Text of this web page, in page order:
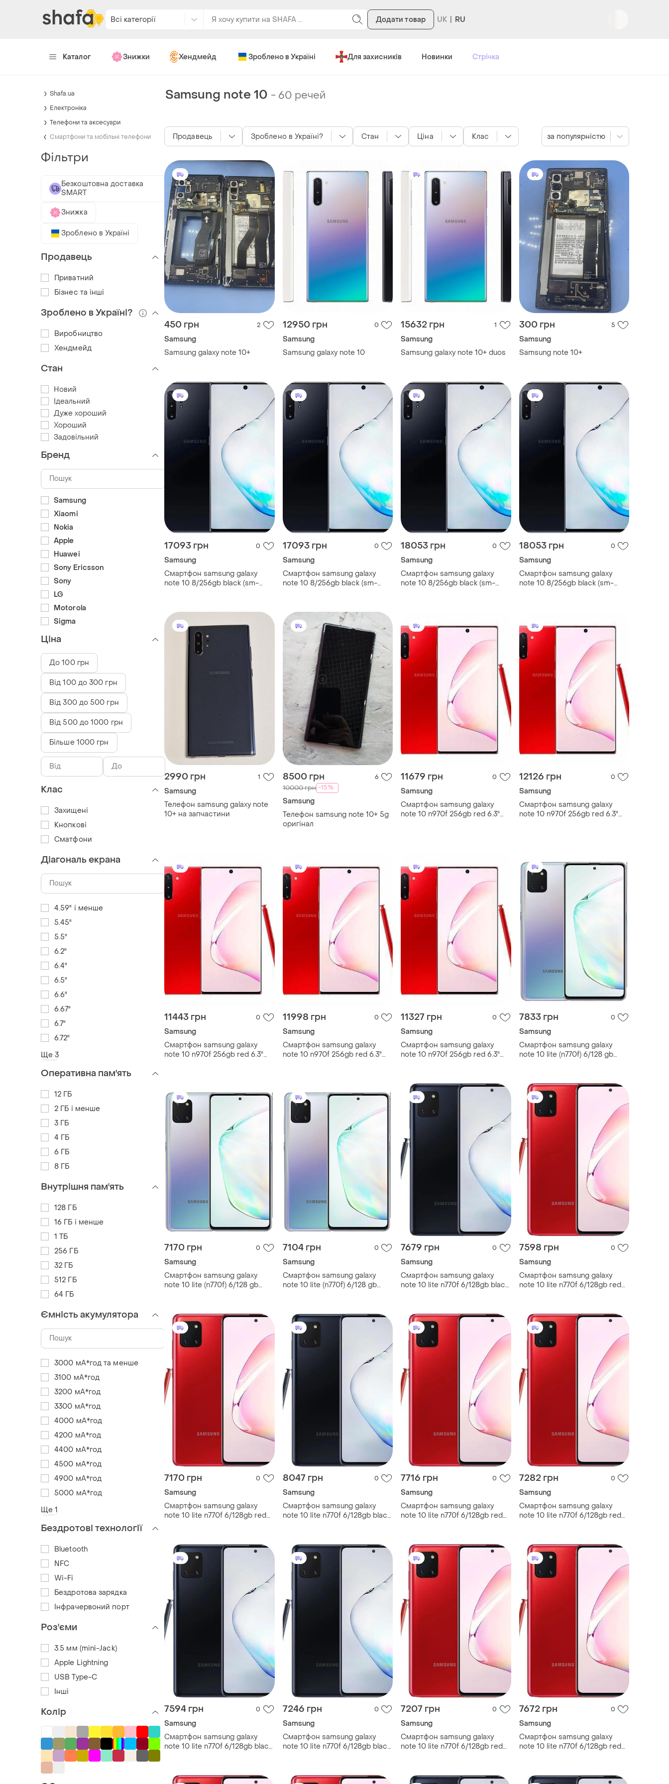
Всі категорії Додати товар RU
Каталог Знижки Хендмейд Зроблено в Україні Для захисників Новинки Стрічка
Samsung note 10 - 60 речей
450 грн 2
Samsung
Samsung galaxy note 10+
12950 грн 0
Samsung
Samsung galaxy note 10
15632 грн 1
Samsung
Samsung galaxy note 10+ duos
300 грн 5
Samsung
Samsung note 10+
17093 грн 0
Samsung
Смартфон samsung galaxy
note 10 8/256gb black (sm-
17093 грн 0
Samsung
Смартфон samsung galaxy
note 10 8/256gb black (sm-
18053 грн 0
Samsung
Смартфон samsung galaxy
note 10 8/256gb black (sm-
18053 грн 0
Samsung
Смартфон samsung galaxy
note 10 8/256gb black (sm-
2990 грн 1
Samsung
Телефон samsung galaxy note
10+ на запчастини
8500 грн 6
10000 грн -15%
Samsung
Телефон samsung note 10+ 5g
оригінал
11679 грн 0
Samsung
Смартфон samsung galaxy
note 10 n970f 256gb red 6.3"
12126 грн 0
Samsung
Смартфон samsung galaxy
note 10 n970f 256gb red 6.3"
11443 грн 0
Samsung
Смартфон samsung galaxy
note 10 n970f 256gb red 6.3"
11998 грн 0
Samsung
Смартфон samsung galaxy
note 10 n970f 256gb red 6.3"
11327 грн 0
Samsung
Смартфон samsung galaxy
note 10 n970f 256gb red 6.3"
7833 грн 0
Samsung
Смартфон samsung galaxy
note 10 lite (n770f) 6/128 gb
7170 грн 0
Samsung
Смартфон samsung galaxy
note 10 lite (n770f) 6/128 gb
7104 грн 0
Samsung
Смартфон samsung galaxy
note 10 lite (n770f) 6/128 gb
7679 грн 0
Samsung
Смартфон samsung galaxy
note 10 lite n770f 6/128gb black
7598 грн 0
Samsung
Смартфон samsung galaxy
note 10 lite n770f 6/128gb red
7170 грн 0
Samsung
Смартфон samsung galaxy
note 10 lite n770f 6/128gb red
8047 грн 0
Samsung
Смартфон samsung galaxy
note 10 lite n770f 6/128gb black
7716 грн 0
Samsung
Смартфон samsung galaxy
note 10 lite n770f 6/128gb red
7282 грн 0
Samsung
Смартфон samsung galaxy
note 10 lite n770f 6/128gb red
7594 грн 0
Samsung
Смартфон samsung galaxy
note 10 lite n770f 6/128gb black
7246 грн 0
Samsung
Смартфон samsung galaxy
note 10 lite n770f 6/128gb black
7207 грн 0
Samsung
Смартфон samsung galaxy
note 10 lite n770f 6/128gb red
7672 грн 0
Samsung
Смартфон samsung galaxy
note 10 lite n770f 6/128gb red
Продавець Зроблено в Україні? Стан Ціна Клас за популярністю
Shafa.ua
Електроніка
Телефони та аксесуари
Смартфони та мобільні телефони
Фільтри
Безкоштовна доставка
SMART
Знижка
Зроблено в Україні
Продавець
Приватний
Бізнес та інші
Зроблено в Україні?
Виробництво
Хендмейд
Стан
Новий
Ідеальний
Дуже хороший
Хороший
Задовільний
Бренд
Samsung
Xiaomi
Nokia
Apple
Huawei
Sony Ericsson
Sony
LG
Motorola
Sigma
Ціна
До 100 грн
Від 100 до 300 грн
Від 300 до 500 грн
Від 500 до 1000 грн
Більше 1000 грн
Клас
Захищені
Кнопкові
Сматфони
Діагональ екрана
4.59" і менше
5.45"
5.5"
6.2"
6.4"
6.5"
6.6"
6.67"
6.7"
6.72"
Ще 3
Оперативна пам'ять
12 ГБ
2 ГБ і менше
3 ГБ
4 ГБ
6 ГБ
8 ГБ
Внутрішня пам'ять
128 ГБ
16 ГБ і менше
1 ТБ
256 ГБ
32 ГБ
512 ГБ
64 ГБ
Ємність акумулятора
3000 мА*год та менше
3100 мА*год
3200 мА*год
3300 мА*год
4000 мА*год
4200 мА*год
4400 мА*год
4500 мА*год
4900 мА*год
5000 мА*год
Ще 1
Бездротові технології
Bluetooth
NFC
Wi-Fi
Бездротова зарядка
Інфрачервоний порт
Роз'єми
3.5 мм (mini-Jack)
Apple Lightning
USB Type-C
Інші
Колір